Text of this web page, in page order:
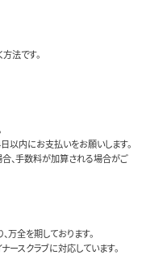
法です。
以内にお支払いをお願いします。
、手数料が加算される場合がご
万全を期しております。
ースクラブに対応しています。